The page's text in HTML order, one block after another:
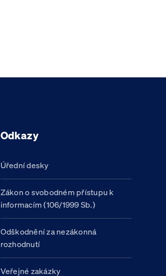
Odkazy
Úřední desky
Zákon o svobodném přístupu k
informacím (106/1999 Sb.)
Odškodnění za nezákonná
rozhodnutí
Veřejné zakázky